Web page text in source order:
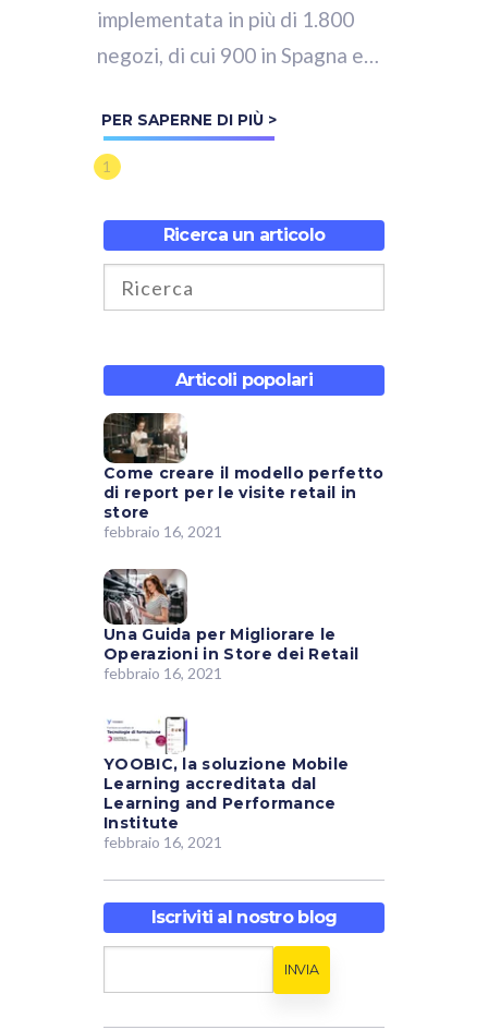
implementata in più di 1.800
negozi, di cui 900 in Spagna e
proprietari del gruppo di
moda:...
PER SAPERNE DI PIÙ >
1
Ricerca un articolo
Articoli popolari
Come creare il modello perfetto
di report per le visite retail in
store
febbraio 16, 2021
Una Guida per Migliorare le
Operazioni in Store dei Retail
febbraio 16, 2021
YOOBIC, la soluzione Mobile
Learning accreditata dal
Learning and Performance
Institute
febbraio 16, 2021
Iscriviti al nostro blog